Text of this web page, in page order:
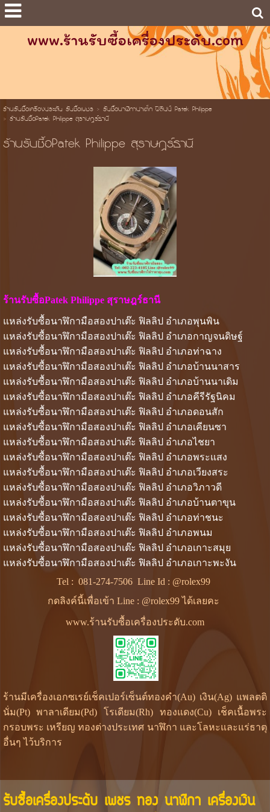
www.ร้านรับซื้อเครื่องประดับ.com
ร้านรับซื้อเครื่องประดับ รับซื้อเพชร> รับซื้อนาฬิกาปาเต็ก ฟิลิปป์ Patek Philippe
> ร้านรับซื้อPatek Philippe สุราษฎร์ธานี
ร้านรับซื้อPatek Philippe สุราษฎร์ธานี
ร้านรับซื้อPatek Philippe สุราษฎร์ธานี
แหล่งรับซื้อนาฬิกามือสองปาเต๊ะ ฟิลลิป อำเภอพุนพิน
แหล่งรับซื้อนาฬิกามือสองปาเต๊ะ ฟิลลิป อำเภอกาญจนดิษฐ์
แหล่งรับซื้อนาฬิกามือสองปาเต๊ะ ฟิลลิป อำเภอท่าฉาง
แหล่งรับซื้อนาฬิกามือสองปาเต๊ะ ฟิลลิป อำเภอบ้านนาสาร
แหล่งรับซื้อนาฬิกามือสองปาเต๊ะ ฟิลลิป อำเภอบ้านนาเดิม
แหล่งรับซื้อนาฬิกามือสองปาเต๊ะ ฟิลลิป อำเภอคีรีรัฐนิคม
แหล่งรับซื้อนาฬิกามือสองปาเต๊ะ ฟิลลิป อำเภอดอนสัก
แหล่งรับซื้อนาฬิกามือสองปาเต๊ะ ฟิลลิป อำเภอเคียนซา
แหล่งรับซื้อนาฬิกามือสองปาเต๊ะ ฟิลลิป อำเภอไชยา
แหล่งรับซื้อนาฬิกามือสองปาเต๊ะ ฟิลลิป อำเภอพระแสง
แหล่งรับซื้อนาฬิกามือสองปาเต๊ะ ฟิลลิป อำเภอเวียงสระ
แหล่งรับซื้อนาฬิกามือสองปาเต๊ะ ฟิลลิป อำเภอวิภาวดี
แหล่งรับซื้อนาฬิกามือสองปาเต๊ะ ฟิลลิป อำเภอบ้านตาขุน
แหล่งรับซื้อนาฬิกามือสองปาเต๊ะ ฟิลลิป อำเภอท่าชนะ
แหล่งรับซื้อนาฬิกามือสองปาเต๊ะ ฟิลลิป อำเภอพนม
แหล่งรับซื้อนาฬิกามือสองปาเต๊ะ ฟิลลิป อำเภอเกาะสมุย
แหล่งรับซื้อนาฬิกามือสองปาเต๊ะ ฟิลลิป อำเภอเกาะพะงัน
Tel :081-274-7506 Line Id : @rolex99
กดลิงค์นี้เพื่อเข้า Line : @rolex99 ได้เลยคะ
www.ร้านรับซื้อเครื่องประดับ.com
ร้านมีเครื่องเอกซเรย์เช็คเปอร์เซ็นต์ทองคำ(Au) เงิน(Ag) แพลตติ
นั่ม(Pt) พาลาเดียม(Pd) โรเดียม(Rh) ทองแดง(Cu) เช็คเนื้อพระ
กรอบพระ เหรียญ ทองต่างประเทศ นาฬิกา และโลหะและแร่ธาตุ
อื่นๆ ไว้บริการ
รับซื้อเครื่องประดับ เพชร ทอง นาฬิกา เครื่องเงิน